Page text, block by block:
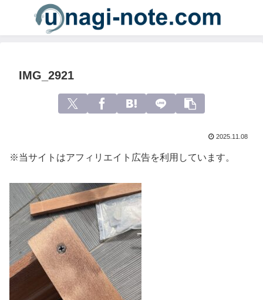
IMG_2921
2025.11.08
※当サイトはアフィリエイト広告を利用しています。